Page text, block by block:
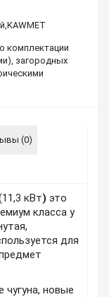
,KAWMET
комплектации
загородных
(0)
кВт) это
класса у
для
новые